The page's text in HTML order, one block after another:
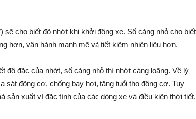
cho biết độ nhớt khi khởi động xe. Số càng nhỏ cho biết
hơn, vận hành mạnh mẽ và tiết kiệm nhiên liệu hơn.
độ đặc của nhớt, số càng nhỏ thì nhớt càng loãng. Về lý
sát động cơ, chống bay hơi, tăng tuổi thọ động cơ. Tuy
sản xuất vì đặc tính của các dòng xe và điều kiện thời tiết,